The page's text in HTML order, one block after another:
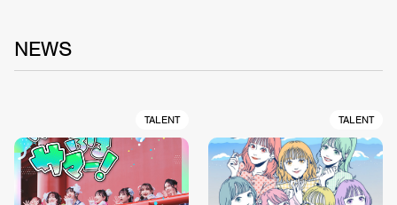
NEWS
TALENT TALENT